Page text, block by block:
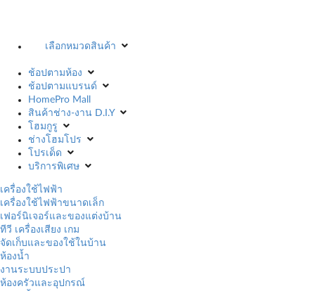
เลือกหมวดสินค้า
ช้อปตามห้อง
ช้อปตามแบรนด์
HomePro Mall
สินค้าช่าง-งาน D.I.Y
โฮมกูรู
ช่างโฮมโปร
โปรเด็ด
บริการพิเศษ
เครื่องใช้ไฟฟ้า
เครื่องใช้ไฟฟ้าขนาดเล็ก
เฟอร์นิเจอร์และของแต่งบ้าน
ทีวี เครื่องเสียง เกม
จัดเก็บและของใช้ในบ้าน
ห้องน้ำ
งานระบบประปา
ห้องครัวและอุปกรณ์